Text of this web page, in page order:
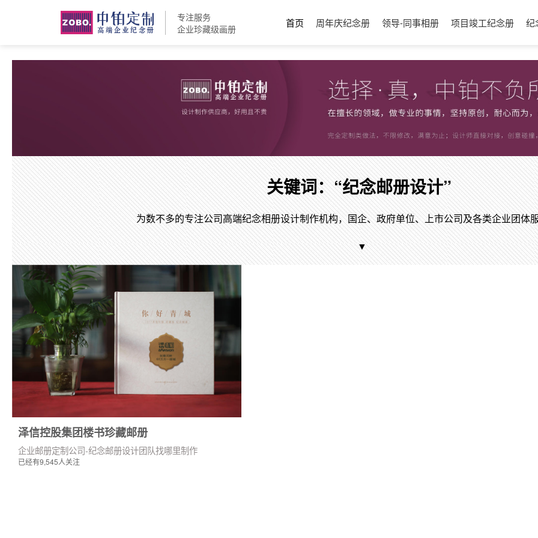
专注服务
企业珍藏级画册
首页 周年庆纪念册 领导-同事相册 项目竣工纪念册 纪
关键词：“纪念邮册设计”
为数不多的专注公司高端纪念相册设计制作机构，国企、政府单位、上市公司及各类企业团体
▼
泽信控股集团楼书珍藏邮册
企业邮册定制公司-纪念邮册设计团队找哪里制作
已经有9,545人关注